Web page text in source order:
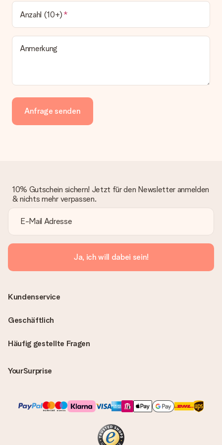
Anzahl (10+)
Anmerkung
Anfrage senden
10% Gutschein sichern! Jetzt für den Newsletter anmelden
& nichts mehr verpassen.
Ja, ich will dabei sein!
Häufig gestellte Fragen
YourSurprise
Kundenservice
Geschäftlich